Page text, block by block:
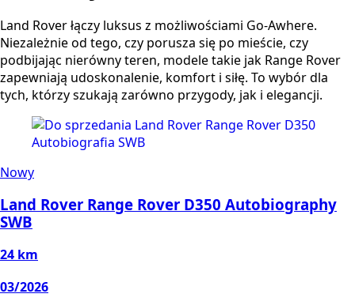
Land Rover łączy luksus z możliwościami Go-Awhere.
Niezależnie od tego, czy porusza się po mieście, czy
podbijając nierówny teren, modele takie jak Range Rover
zapewniają udoskonalenie, komfort i siłę. To wybór dla
tych, którzy szukają zarówno przygody, jak i elegancji.
Nowy
Land Rover Range Rover D350 Autobiography
SWB
24 km
03/2026